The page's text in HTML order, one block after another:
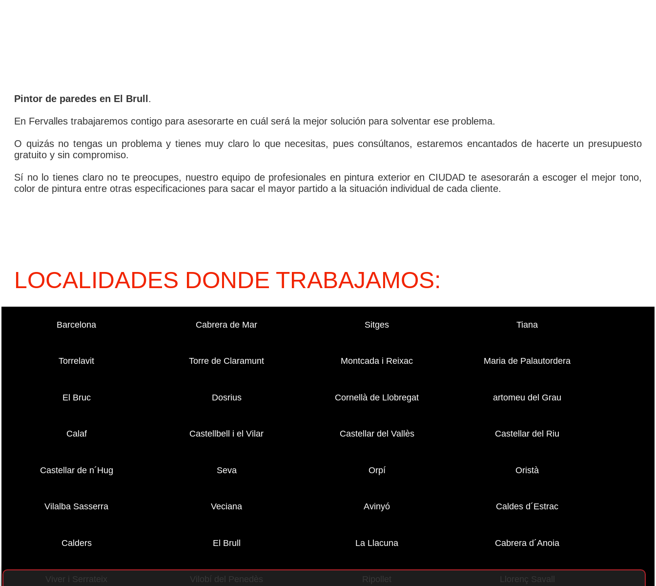
Pintor de paredes en El Brull .
En Fervalles trabajaremos contigo para asesorarte en cuál será la mejor solución para solventar ese problema.
O quizás no tengas un problema y tienes muy claro lo que necesitas, pues consúltanos, estaremos encantados de hacerte un presupuesto
gratuito y sin compromiso.
Sí­ no lo tienes claro no te preocupes, nuestro equipo de profesionales en pintura exterior en CIUDAD te asesorarán a escoger el mejor tono,
color de pintura entre otras especificaciones para sacar el mayor partido a la situación individual de cada cliente.
LOCALIDADES DONDE TRABAJAMOS:
Barcelona Cabrera de Mar Sitges Tiana
Torrelavit Torre de Claramunt Montcada i Reixac Maria de Palautordera
El Bruc Dosrius Cornellà de Llobregat artomeu del Grau
Calaf Castellbell i el Vilar Castellar del Vallès Castellar del Riu
Castellar de n´Hug Seva Orpí Oristà
Vilalba Sasserra Veciana Avinyó Caldes d´Estrac
Calders El Brull La Llacuna Cabrera d´Anoia
Viver i Serrateix Vilobí del Penedès Ripollet Llorenç Savall